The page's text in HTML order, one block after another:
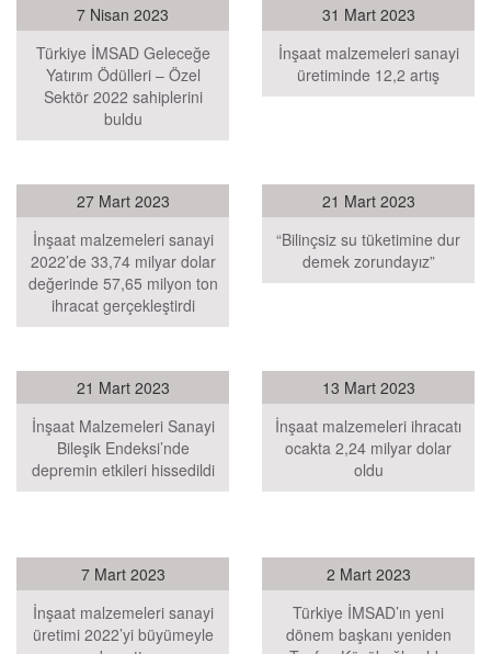
7 Nisan 2023
Türkiye İMSAD Geleceğe
Yatırım Ödülleri – Özel
Sektör 2022 sahiplerini
buldu
31 Mart 2023
İnşaat malzemeleri sanayi
üretiminde 12,2 artış
27 Mart 2023
İnşaat malzemeleri sanayi
2022’de 33,74 milyar dolar
değerinde 57,65 milyon ton
ihracat gerçekleştirdi
21 Mart 2023
“Bilinçsiz su tüketimine dur
demek zorundayız”
21 Mart 2023
İnşaat Malzemeleri Sanayi
Bileşik Endeksi’nde
depremin etkileri hissedildi
13 Mart 2023
İnşaat malzemeleri ihracatı
ocakta 2,24 milyar dolar
oldu
7 Mart 2023
İnşaat malzemeleri sanayi
üretimi 2022’yi büyümeyle
2 Mart 2023
Türkiye İMSAD’ın yeni
dönem başkanı yeniden